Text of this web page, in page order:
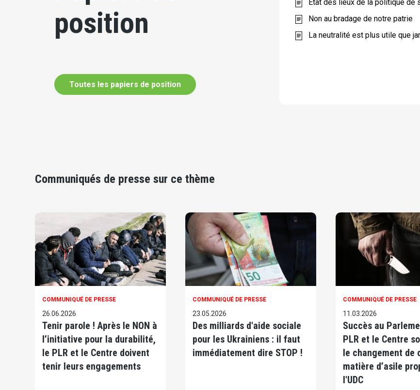
position
Toutes les papiers de position
Etat des lieux de la politique de
Non au bradage de notre patrie
La neutralité est plus utile que
Communiqués de presse sur ce thème
COMMUNIQUÉ DE PRESSE
26.06.2026
Tenir parole ! Après le NON à
l’initiative pour la durabilité,
le PLR et le Centre doivent
tenir leurs engagements
COMMUNIQUÉ DE PRESSE
23.05.2026
Des milliards d'aide sociale
pour les Ukrainiens : il faut
immédiatement dire STOP !
COMMUNIQUÉ DE PRESSE
11.03.2026
Succès au
PLR et le Centre
le changement de
matière d’asile
l'UDC